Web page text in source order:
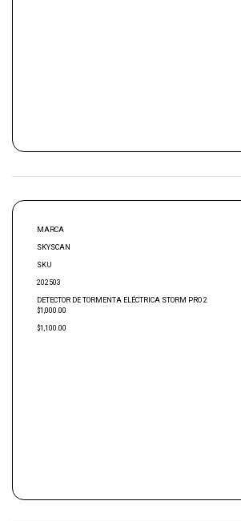
MARCA
SKYSCAN
SKU
202503
DETECTOR DE TORMENTA ELÉCTRICA STORM PRO 2
$1,000.00
$1,100.00